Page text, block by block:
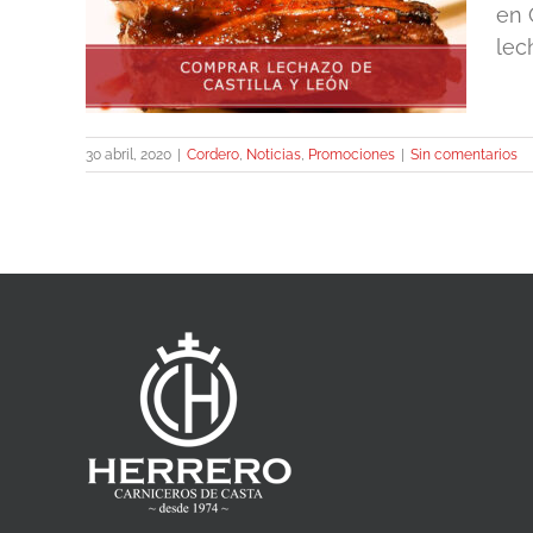
en
30 abril, 2020 Cordero, Noticias, Promociones Sin comentarios